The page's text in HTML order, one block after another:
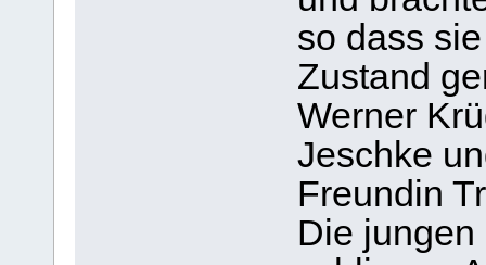
so dass
Zustand
Werner
Jeschke
Freundin
Die